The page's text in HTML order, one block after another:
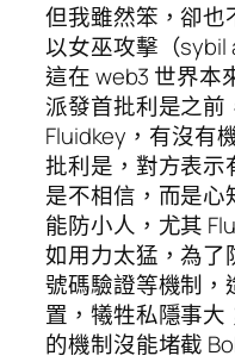
但我雖然笨，卻也
以女巫攻擊（
這在 web3 世界本
派發首批利是之前
Fluidkey，有沒有
批利是，對方表示
是不相信，而是心
能防小人，尤其
如用力太猛，為了
號碼驗證等機制，
置，犧牲私隱事大
的機制沒能堵截